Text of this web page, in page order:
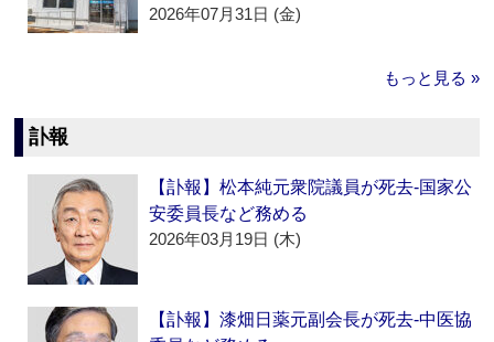
2026年07月31日 (金)
もっと見る »
訃報
【訃報】松本純元衆院議員が死去‐国家公
安委員長など務める
2026年03月19日 (木)
【訃報】漆畑日薬元副会長が死去‐中医協